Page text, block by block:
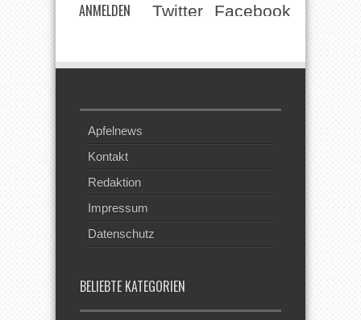
ANMELDEN Twitter Facebook
Apfelnews
Kontakt
Redaktion
Impressum
Datenschutz
BELIEBTE KATEGORIEN